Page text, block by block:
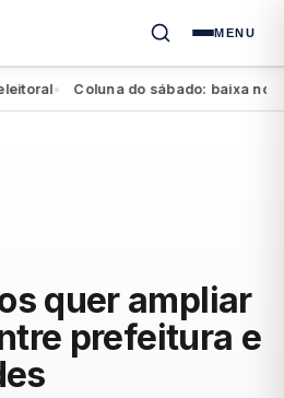
MENU
● Coluna do sábado: baixa no
quer ampliar
prefeitura e